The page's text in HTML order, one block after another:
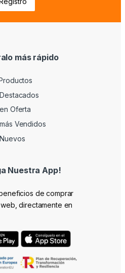
más rápido
Oferta
Vendidos
Nuestra App!
de comprar
directamente en